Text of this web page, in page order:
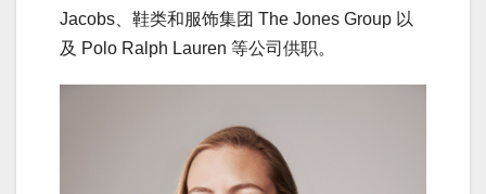
Jacobs、鞋类和服饰集团 The Jones Group 以
及 Polo Ralph Lauren 等公司供职。